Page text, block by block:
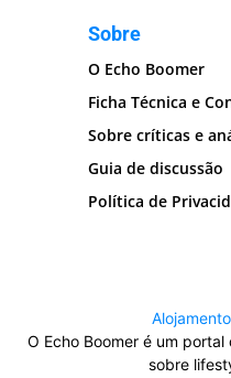
Sobre
O Echo Boomer
Ficha Técnica e
Sobre críticas e
Guia de discussão
Política de
O Echo Boomer é um
sobre